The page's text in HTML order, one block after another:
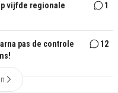
vijfde regionale
1
pas de controle
12